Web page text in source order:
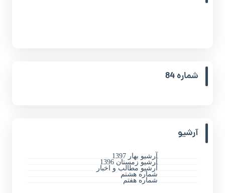
شماره 84
آرشیو
آرشیو بهار 1397
آرشیو زمستان 1396
آرشیو مطالب و اخبار
شماره هشتم
شماره هفتم